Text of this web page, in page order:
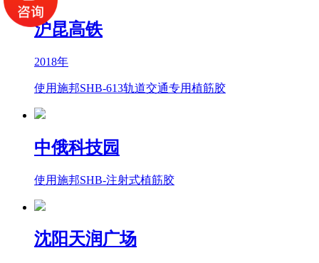
沪昆高铁
2018年
使用施邦SHB-613轨道交通专用植筋胶
中俄科技园
使用施邦SHB-注射式植筋胶
沈阳天润广场